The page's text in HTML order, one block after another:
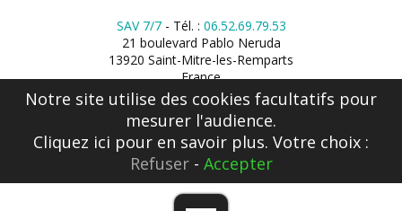
SAV 7/7- Tél. : 06.52.69.79.53
21 boulevard Pablo Neruda
13920 Saint-Mitre-les-Remparts
France
Notre site utilise des cookies facultatifs pour
mesurer l'audience.
Cliquez ici pour en savoir plus. Votre choix :
Refuser- Accepter